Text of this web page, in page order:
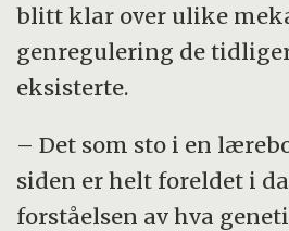
blitt klar over ulike
genregulering de
eksisterte.
– Det som sto i en
siden er helt foreldet i
forståelsen av hva